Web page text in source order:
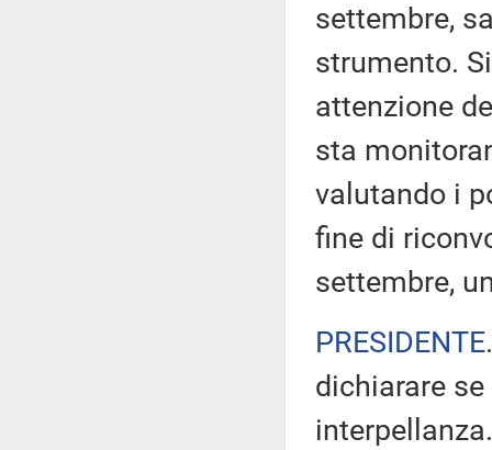
settembre,
strumento.
attenzione
sta
valutando i
fine di
settembre,
PRESIDENTE
dichiarare
interpellanza.